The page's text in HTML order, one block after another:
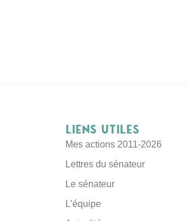
Liens utiles
Mes actions 2011-2026
Lettres du sénateur
Le sénateur
L’équipe